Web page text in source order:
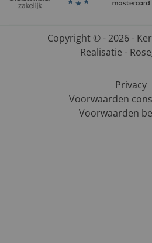
Copyright © - 2026 -
Realisatie -
Privacy
Voorwaarden
Voorwaarden